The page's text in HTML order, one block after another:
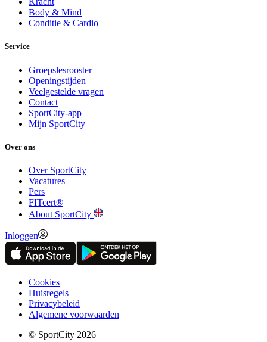
Body & Mind
Conditie & Cardio
Service
Groepslesrooster
Openingstijden
Veelgestelde vragen
Contact
SportCity-app
Mijn SportCity
Over ons
Over SportCity
Vacatures
Pers
FITcert®
About SportCity
Inloggen
Cookies
Huisregels
Privacybeleid
Algemene voorwaarden
© SportCity 2026